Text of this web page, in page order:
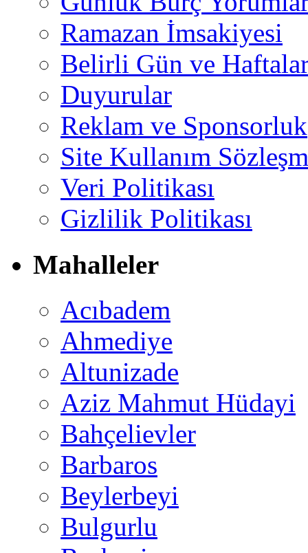
Ramazan İmsakiyesi
Belirli Gün ve
Duyurular
Reklam ve Sponsorluk
Site Kullanım
Veri Politikası
Gizlilik Politikası
Mahalleler
Acıbadem
Ahmediye
Altunizade
Aziz Mahmut Hüdayi
Bahçelievler
Barbaros
Beylerbeyi
Bulgurlu